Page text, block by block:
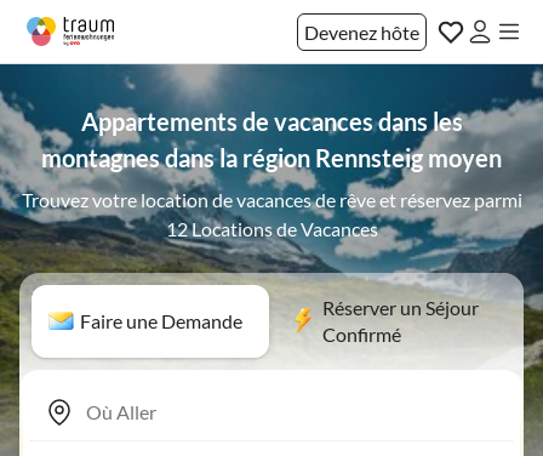
Devenez hôte
Appartements de vacances dans les
montagnes dans la région Rennsteig moyen
Trouvez votre location de vacances de rêve et réservez parmi
12 Locations de Vacances
Faire une Demande
Réserver un Séjour
Confirmé